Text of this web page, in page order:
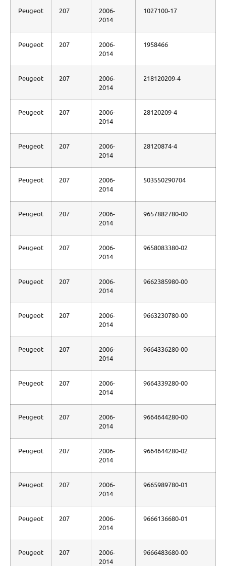
Peugeot 207
2006-
2014
1027100-17
Peugeot 207
2006-
2014
1958466
Peugeot 207
2006-
2014
218120209-4
Peugeot 207
2006-
2014
28120209-4
Peugeot 207
2006-
2014
28120874-4
Peugeot 207
2006-
2014
503550290704
Peugeot 207
2006-
2014
9657882780-00
Peugeot 207
2006-
2014
9658083380-02
Peugeot 207
2006-
2014
9662385980-00
Peugeot 207
2006-
2014
9663230780-00
Peugeot 207
2006-
2014
9664336280-00
Peugeot 207
2006-
2014
9664339280-00
Peugeot 207
2006-
2014
9664644280-00
Peugeot 207
2006-
2014
9664644280-02
Peugeot 207
2006-
2014
9665989780-01
Peugeot 207
2006-
2014
9666136680-01
Peugeot 207
2006-
2014
9666483680-00